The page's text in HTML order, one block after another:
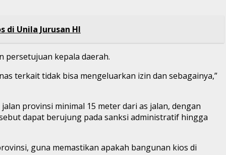
di Unila Jurusan HI
persetujuan kepala daerah.
terkait tidak bisa mengeluarkan izin dan sebagainya,”
provinsi minimal 15 meter dari as jalan, dengan
dapat berujung pada sanksi administratif hingga
guna memastikan apakah bangunan kios di